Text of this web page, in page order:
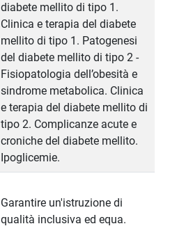
diabete mellito di tipo 1.
Clinica e terapia del diabete
mellito di tipo 1. Patogenesi
del diabete mellito di tipo 2 -
Fisiopatologia dell’obesità e
sindrome metabolica. Clinica
e terapia del diabete mellito di
tipo 2. Complicanze acute e
croniche del diabete mellito.
Ipoglicemie.
Garantire un'istruzione di
qualità inclusiva ed equa.